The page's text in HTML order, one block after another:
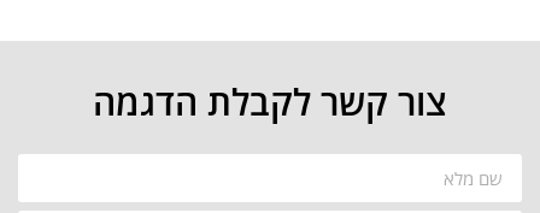
צור קשר לקבלת הדגמה